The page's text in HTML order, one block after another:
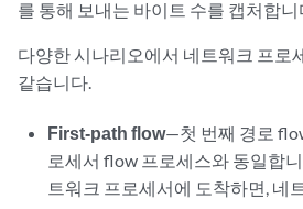
를 통해 보내는 바이트 수를 캡처합니
다양한 시나리오에서 네트워크 프로
같습니다.
First-path flow—첫 번째 경로
로세서 flow 프로세스와 동일합
트워크 프로세서에 도착하면, 네